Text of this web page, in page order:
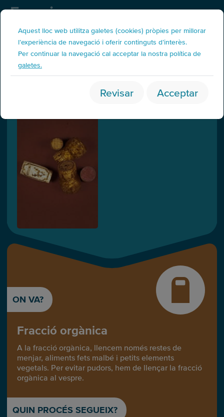
Fraccions
Fracció orgànica
Taps de suro
ON VA?
Fracció orgànica
A la fracció orgànica, llencem només restes de
menjar, aliments fets malbé i petits elements
vegetals. Per evitar pudors, hem de llençar la fracció
orgànica al vespre.
QUIN PROCÉS SEGUEIX?
Aquest lloc web utilitza galetes (cookies) pròpies per millorar
l’experiència de navegació i oferir continguts d’interès.
Per continuar la navegació cal acceptar la nostra política de
galetes.
Revisar Acceptar